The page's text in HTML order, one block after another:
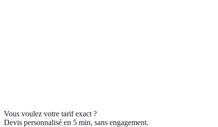
devis.
Vous voulez votre tarif exact ?
Devis personnalisé en 5 min, sans engagement.